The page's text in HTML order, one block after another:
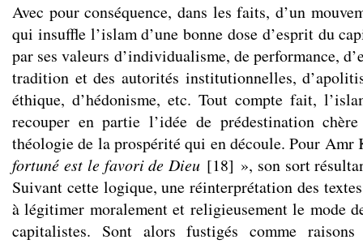
Avec pour conséquence, dans les faits, d’un
qui insuffle l’islam d’une bonne dose d’esprit du
par ses valeurs d’individualisme, de performance,
tradition et des autorités institutionnelles,
éthique, d’hédonisme, etc. Tout compte fait,
recouper en partie l’idée de prédestination
théologie de la prospérité qui en découle. Pour
fortuné est le favori de Dieu [18] », son sort
Suivant cette logique, une réinterprétation des
à légitimer moralement et religieusement le mode
capitalistes. Sont alors fustigés comme